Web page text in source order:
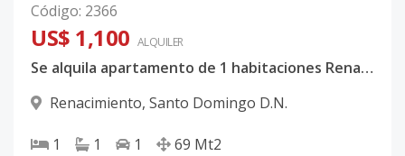
Código: 2366
US$ 1,100 ALQUILER
Se alquila apartamento de 1 habitaciones Renacimiento
Renacimiento, Santo Domingo D.N.
1 1 1 69 Mt2